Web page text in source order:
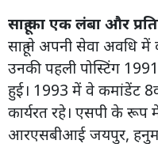
साहू का एक लंबा और
साहू ने अपनी सेवा अवधि में
उनकी पहली पोस्टिंग
हुई। 1993 में वे कमांडेंट
कार्यरत रहे। एसपी के रूप
आरएसबीआई जयपुर,